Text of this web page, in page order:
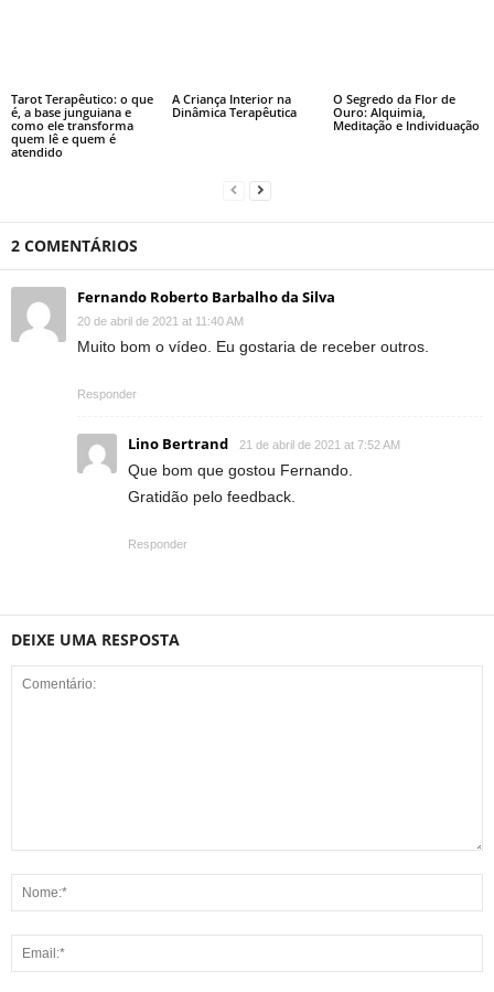
Tarot Terapêutico: o que
é, a base junguiana e
como ele transforma
quem lê e quem é
atendido
A Criança Interior na
Dinâmica Terapêutica
O Segredo da Flor de
Ouro: Alquimia,
Meditação e Individuação
2 COMENTÁRIOS
Fernando Roberto Barbalho da Silva
20 de abril de 2021 at 11:40 AM
Muito bom o vídeo. Eu gostaria de receber outros.
Responder
Lino Bertrand 21 de abril de 2021 at 7:52 AM
Que bom que gostou Fernando.
Gratidão pelo feedback.
Responder
DEIXE UMA RESPOSTA